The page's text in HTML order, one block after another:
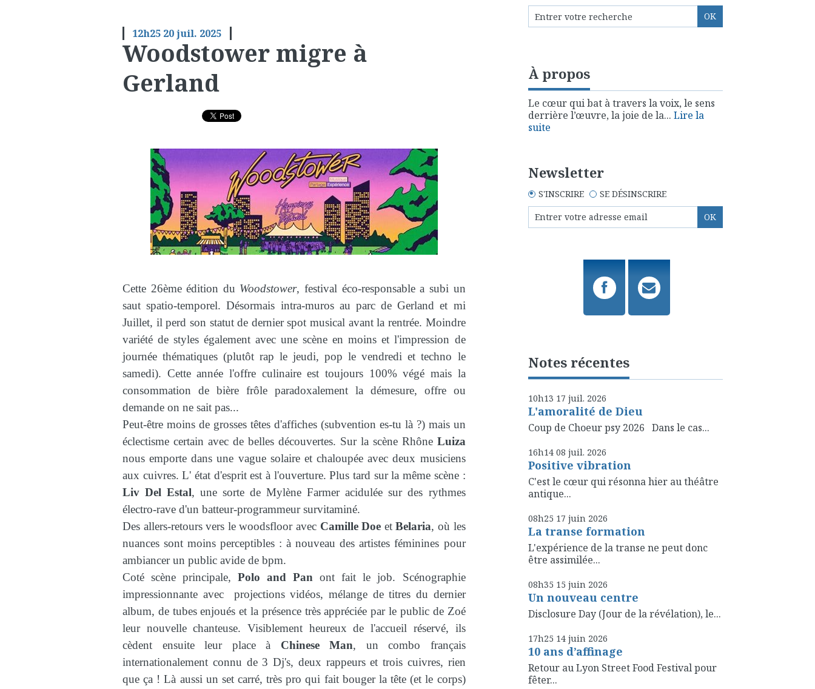
12h25 20juil. 2025
Woodstower migre à
Gerland
Cette 26ème édition du Woodstower, festival éco-responsable a subi un
saut spatio-temporel. Désormais intra-muros au parc de Gerland et mi
Juillet, il perd son statut de dernier spot musical avant la rentrée. Moindre
variété de styles également avec une scène en moins et l'impression de
journée thématiques (plutôt rap le jeudi, pop le vendredi et techno le
samedi). Cette année l'offre culinaire est toujours 100% végé mais la
consommation de bière frôle paradoxalement la démesure, offre ou
demande on ne sait pas...
Peut-être moins de grosses têtes d'affiches (subvention es-tu là ?) mais un
éclectisme certain avec de belles découvertes. Sur la scène Rhône Luiza
nous emporte dans une vague solaire et chaloupée avec deux musiciens
aux cuivres. L' état d'esprit est à l'ouverture. Plus tard sur la même scène :
Liv Del Estal, une sorte de Mylène Farmer acidulée sur des rythmes
électro-rave d'un batteur-programmeur survitaminé.
Des allers-retours vers le woodsfloor avec Camille Doe etBelaria, où les
nuances sont moins perceptibles : à nouveau des artistes féminines pour
ambiancer un public avide de bpm.
Coté scène principale,Polo and Pan ont fait le job. Scénographie
impressionnante avec projections vidéos, mélange de titres du dernier
album, de tubes enjoués et la présence très appréciée par le public de Zoé
leur nouvelle chanteuse. Visiblement heureux de l'accueil réservé, ils
cèdent ensuite leur place à Chinese Man, un combo français
internationalement connu de 3 Dj's, deux rappeurs et trois cuivres, rien
que ça ! Là aussi un set carré, très pro qui fait bouger la tête (et le corps)
À propos
Le cœur qui bat à travers la voix, le sens
derrière l’œuvre, la joie de la... Lire la
suite
Newsletter
S'INSCRIRE SE DÉSINSCRIRE
Notes récentes
10h13 17 juil. 2026
L'amoralité de Dieu
Coup de Choeur psy 2026 Dans le cas...
16h14 08 juil. 2026
Positive vibration
C'est le cœur qui résonna hier au théâtre
antique...
08h25 17 juin 2026
La transe formation
L'expérience de la transe ne peut donc
être assimilée...
08h35 15 juin 2026
Un nouveau centre
Disclosure Day (Jour de la révélation), le...
17h25 14 juin 2026
10 ans d’affinage
Retour au Lyon Street Food Festival pour
fêter...